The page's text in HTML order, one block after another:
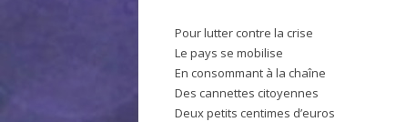
Pour lutter contre la crise
Le pays se mobilise
En consommant à la chaîne
Des cannettes citoyennes
Deux petits centimes d’euros